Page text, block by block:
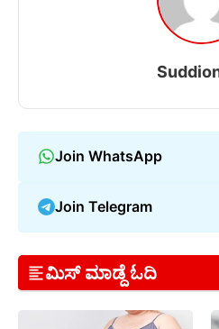
Join WhatsApp
Join Telegram
ಮಿಸ್ ಮಾಡ್ದೆ ಓದಿ